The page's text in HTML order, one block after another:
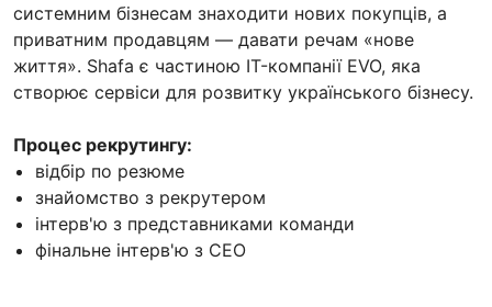
системним бізнесам знаходити нових покупців, а
приватним продавцям — давати речам «нове
життя». Shafa є частиною IT-компанії EVO, яка
створює сервіси для розвитку українського бізнесу.
Процес рекрутингу:
відбір по резюме
знайомство з рекрутером
інтерв'ю з представниками команди
фінальне інтерв'ю з СЕО